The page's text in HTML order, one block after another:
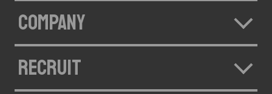
COMPANY
RECRUIT